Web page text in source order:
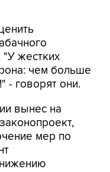
"У жестких
чем больше
- говорят они.
вынес на
мер по